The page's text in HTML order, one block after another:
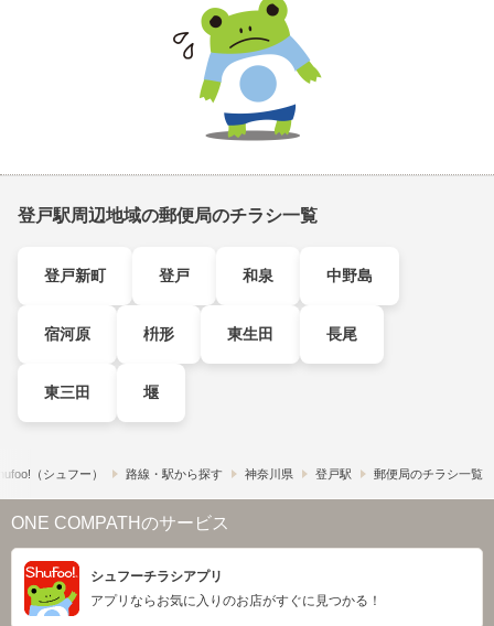
登戸駅周辺地域の郵便局のチラシ一覧
登戸新町 登戸 和泉 中野島
宿河原 枡形 東生田 長尾
東三田 堰
（シュフー） 路線・駅から探す 神奈川県 登戸駅 郵便局のチラシ一覧
ONE COMPATHのサービス
シュフーチラシアプリ
アプリならお気に入りのお店がすぐに見つかる！